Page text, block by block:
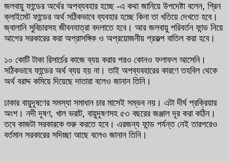
জলবায়ু ফান্ডের অর্থের অপব্যবহার হচ্ছে -এ কথা জানিয়ে উপদেষ্টা বলেন, গ্রিন
ক্লাইমেট ফান্ডের অর্থ সঠিকভাবে ব্যবহার হচ্ছে কিনা তা খতিয়ে দেখতে হবে।
জ্বালানি সুবিচারসহ জীবনযাত্রা বদলাতে হবে। আর জলবায়ু পরিবর্তন ফান্ড নিয়ে
আগের সরকারের করা অপ্রাসঙ্গিক ও অপ্রয়োজনীয় প্রকল্প বাতিল করা হবে।
১০ কোটি টাকা রিসার্চের কাজে ব্যয় করার পরও কোনও ফলাফল আসেনি।
সঠিকভাবে ফান্ডের অর্থ ব্যয় হয় না। তাই অপব্যবহারের কারণে তহবিল থেকে
অর্থ বরাদ্দ কমিয়ে দিয়েছে দাতারা বলেও জানান তিনি।
ঢাকার বায়ুদূষণের সমস্যা সমাধান চার মাসেই সম্ভব নয়। এটা দীর্ঘ প্রক্রিয়ার
অংশ। নদী দূষণ, খাল ভরাট, বায়ুদূষণসহ ৫৩ বছরের জঞ্জাল দূর করা কঠিন।
তবে কাজটা সরকারকে শুরু করতে হবে। এরজন্য ফান্ড পর্যন্ত নেই তারপরেও
বর্তমান সরকারের সদিচ্ছা আছে বলেও জানান তিনি।